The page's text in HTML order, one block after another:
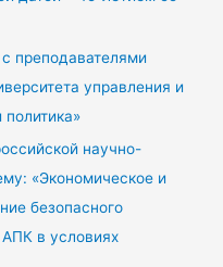
преподавателями
управления и
научно-
«Экономическое и
безопасного
в условиях